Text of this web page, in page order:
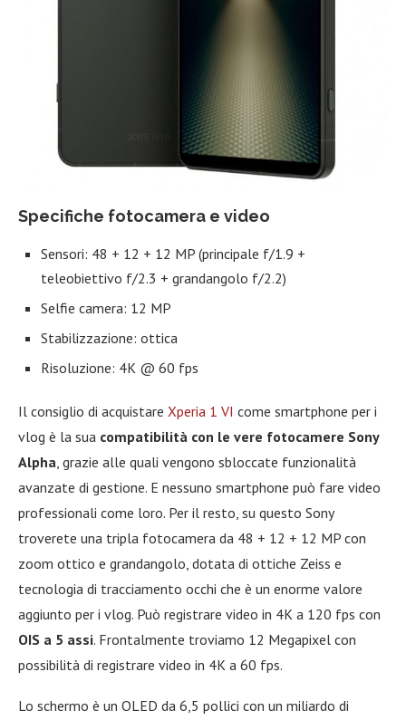
Specifiche fotocamera e video
Sensori: 48 + 12 + 12 MP (principale f/1.9 +
teleobiettivo f/2.3 + grandangolo f/2.2)
Selfie camera: 12 MP
Stabilizzazione: ottica
Risoluzione: 4K @ 60 fps
Il consiglio di acquistare Xperia 1 VI come smartphone per i
vlog è la sua compatibilità con le vere fotocamere Sony
Alpha , grazie alle quali vengono sbloccate funzionalità
avanzate di gestione. E nessuno smartphone può fare video
professionali come loro. Per il resto, su questo Sony
troverete una tripla fotocamera da 48 + 12 + 12 MP con
zoom ottico e grandangolo, dotata di ottiche Zeiss e
tecnologia di tracciamento occhi che è un enorme valore
aggiunto per i vlog. Può registrare video in 4K a 120 fps con
OIS a 5 assi. Frontalmente troviamo 12 Megapixel con
possibilità di registrare video in 4K a 60 fps.
Lo schermo è un OLED da 6,5 pollici con un miliardo di